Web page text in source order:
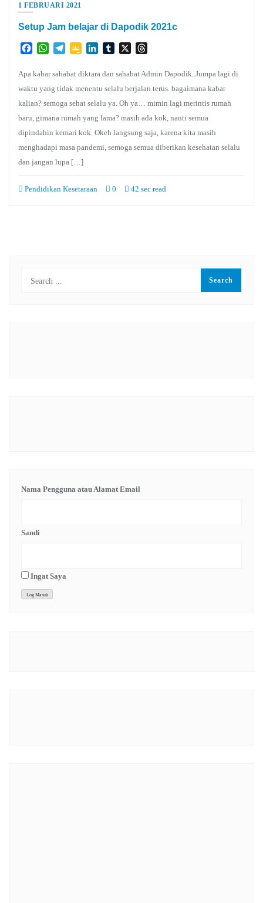
1 FEBRUARI 2021
Setup Jam belajar di Dapodik 2021c
FacebookWhatsApp
TelegramGoogleLinkedInTumblr
X
Apa kabar sahabat diktara dan sahabat Admin Dapodik..Jumpa lagi di
waktu yang tidak menentu selalu berjalan terus. bagaimana kabar
kalian? semoga sehat selalu ya. Oh ya… mimin lagi merintis rumah
baru, gimana rumah yang lama? masih ada kok, nanti semua
dipindahin kemari kok. Okeh langsung saja, karena kita masih
menghadapi masa pandemi, semoga semua diberikan kesehatan selalu
dan jangan lupa […]
Pendidikan Kesetaraan 0 42 sec read
Nama Pengguna atau Alamat Email
Sandi
Ingat Saya